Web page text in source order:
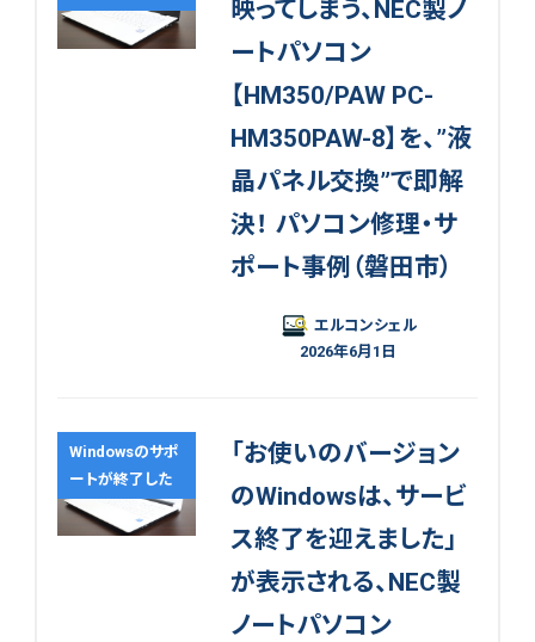
映ってしまう、NEC製ノ
ートパソコン
【HM350/PAW PC-
HM350PAW-8】を、”液
晶パネル交換”で即解
決！ パソコン修理・サ
ポート事例（磐田市）
エルコンシェル
2026年6月1日
Windowsのサポ
ートが終了した
「お使いのバージョン
のWindowsは、サービ
ス終了を迎えました」
が表示される、NEC製
ノートパソコン